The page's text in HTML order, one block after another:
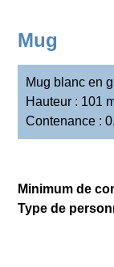
Mug
Mug blanc en
Hauteur : 101
Contenance :
Minimum de
Type de